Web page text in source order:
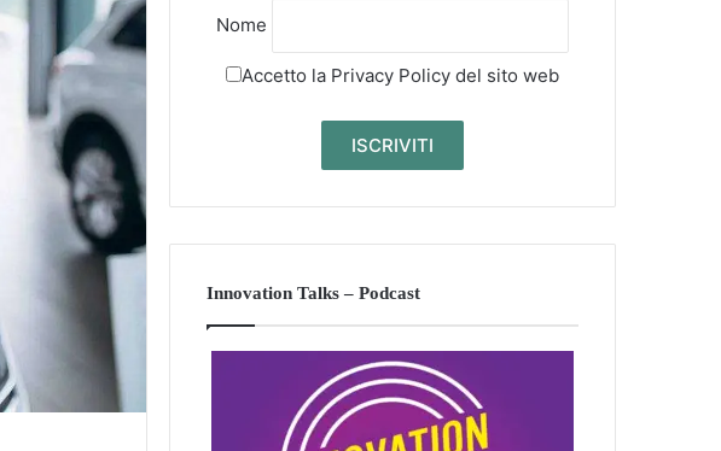
Nome
Accetto la Privacy Policy del sito web
Innovation Talks – Podcast